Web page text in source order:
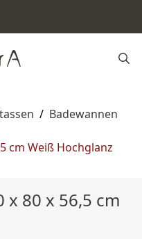
/ Badewannen
cm Weiß Hochglanz
x 80 x 56,5 cm